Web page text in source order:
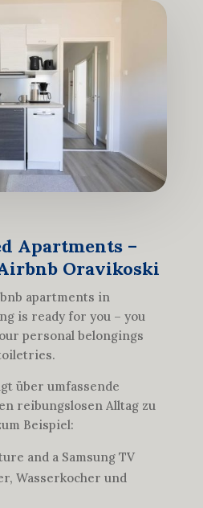
Apartments –
Oravikoski
apartments in
is ready for you – you
personal belongings
über umfassende
reibungslosen Alltag zu
Beispiel:
and a Samsung TV
Wasserkocher und